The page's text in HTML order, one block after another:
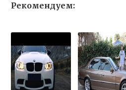
Рекомендуем: